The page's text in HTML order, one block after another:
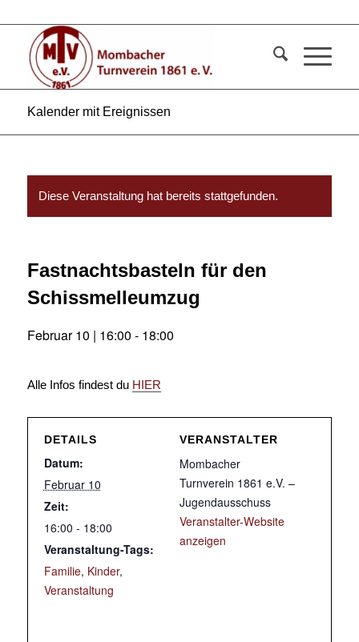
Kalender mit Ereignissen
Diese Veranstaltung hat bereits stattgefunden.
Fastnachtsbasteln für den
Schissmelleumzug
Februar 10 | 16:00 - 18:00
Alle Infos findest du HIER
DETAILS
Datum:
Februar 10
Zeit:
16:00 - 18:00
Veranstaltung-Tags:
Familie, Kinder,
Veranstaltung
VERANSTALTER
Mombacher
Turnverein 1861 e.V. –
Jugendausschuss
Veranstalter-Website
anzeigen